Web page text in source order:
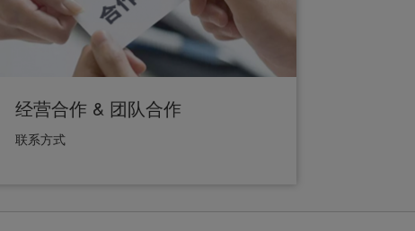
经营合作 & 团队合作
联系方式